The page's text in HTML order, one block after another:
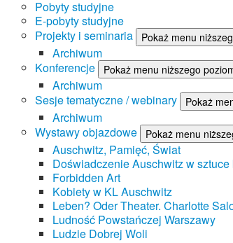
Pobyty studyjne
E-pobyty studyjne
Projekty i seminaria
Pokaż menu
Archiwum
Konferencje
Pokaż menu niższego
Archiwum
Sesje tematyczne / webinary
Pokaż
Archiwum
Wystawy objazdowe
Pokaż menu
Auschwitz, Pamięć, Świat
Doświadczenie Auschwitz w sztuce
Forbidden Art
Kobiety w KL Auschwitz
Leben? Oder Theater. Charlotte
Ludność Powstańczej Warszawy
Ludzie Dobrej Woli